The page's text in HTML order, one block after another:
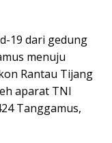
19 dari gedung
menuju
Rantau Tijang
aparat TNI
Tanggamus,